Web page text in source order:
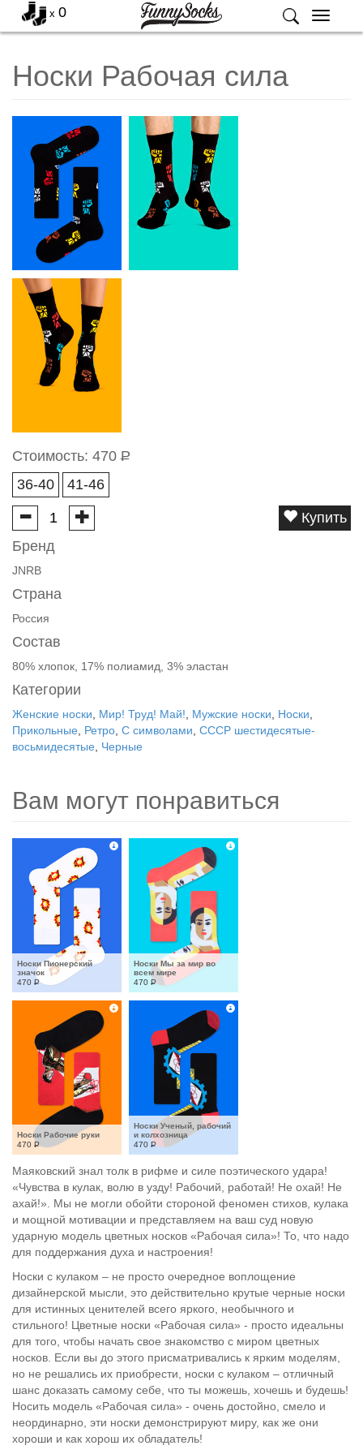
Меню
x 0
Носки Рабочая сила
Стоимость: 470 Р
36-40
41-46
Купить
Бренд
JNRB
Страна
Россия
Состав
80% хлопок, 17% полиамид, 3% эластан
Категории
Женские носки Мир! Труд! Май! Мужские носки Носки
Прикольные
Ретро С символами СССР шестидесятые-
восьмидесятые
Черные
Вам могут понравиться
Носки Пионерский
значок
470 Р
Носки Мы за мир во
всем мире
470 Р
Носки Рабочие руки
470 Р
Носки Ученый, рабочий
и колхозница
470 Р
Маяковский знал толк в рифме и силе поэтического удара!
«Чувства в кулак, волю в узду! Рабочий, работай! Не охай! Не
ахай!». Мы не могли обойти стороной феномен стихов, кулака
и мощной мотивации и представляем на ваш суд новую
ударную модель цветных носков «Рабочая сила»! То, что надо
для поддержания духа и настроения!
Носки с кулаком – не просто очередное воплощение
дизайнерской мысли, это действительно крутые черные носки
для истинных ценителей всего яркого, необычного и
стильного! Цветные носки «Рабочая сила» - просто идеальны
для того, чтобы начать свое знакомство с миром цветных
носков. Если вы до этого присматривались к ярким моделям,
но не решались их приобрести, носки с кулаком – отличный
шанс доказать самому себе, что ты можешь, хочешь и будешь!
Носить модель «Рабочая сила» - очень достойно, смело и
неординарно, эти носки демонстрируют миру, как же они
хороши и как хорош их обладатель!